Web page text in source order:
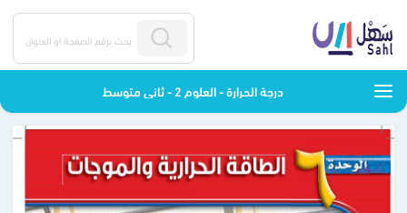
درجة الحرارة - العلوم 2 - ثاني متوسط